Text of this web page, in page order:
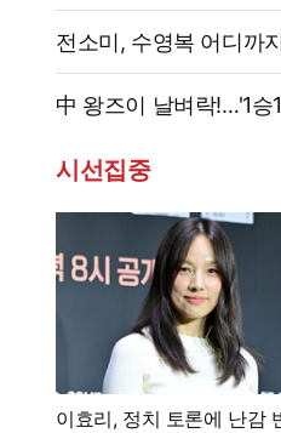
전소미, 수영복 어디까
中 왕즈이 날벼락!…'1
시선집중
이효리, 정치 토론에 난감